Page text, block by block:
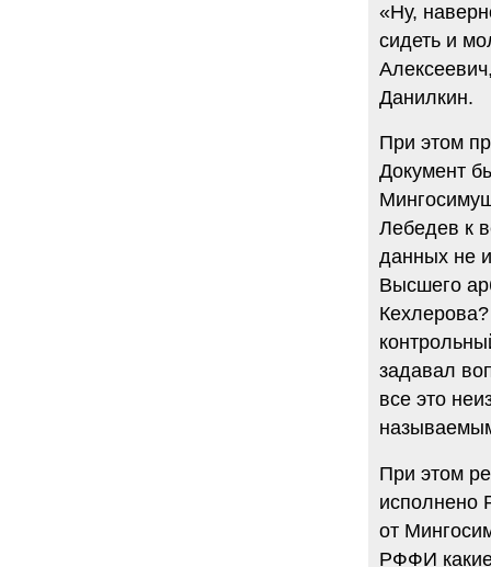
«Ну,
сидеть и
Данилкин.
При этом
Документ
Лебедев к
данных не
Высшего
задавал
все это
При этом
исполнено
от
РФФИ